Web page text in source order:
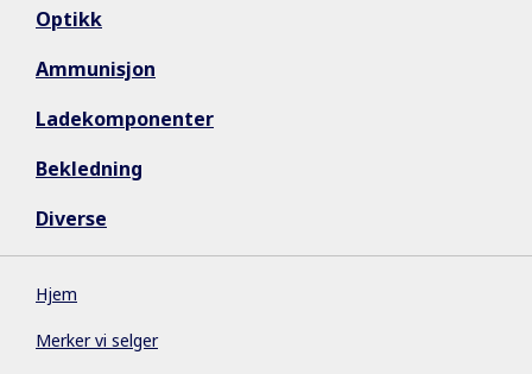
Optikk
Ammunisjon
Ladekomponenter
Bekledning
Diverse
Hjem
Merker vi selger